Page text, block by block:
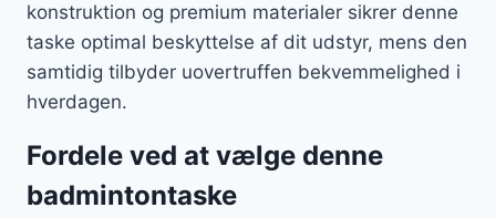
konstruktion og premium materialer sikrer denne
taske optimal beskyttelse af dit udstyr, mens den
samtidig tilbyder uovertruffen bekvemmelighed i
hverdagen.
Fordele ved at vælge denne
badmintontaske